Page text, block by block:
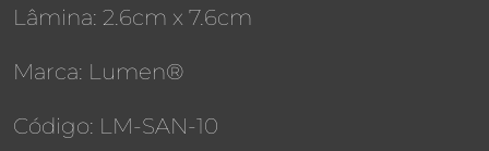
Lâmina: 2.6cm x 7.6cm
Marca: Lumen®
Código: LM-SAN-10